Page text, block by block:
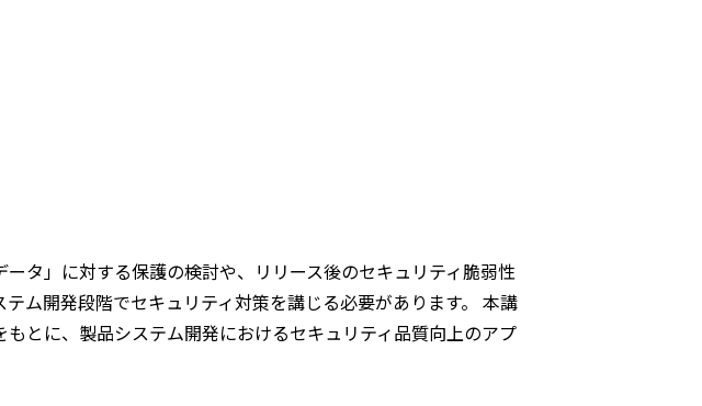
タ」に対する保護の検討や、リリース後のセキュリティ脆弱性
ム開発段階でセキュリティ対策を講じる必要があります。 本講
とに、製品システム開発におけるセキュリティ品質向上のアプ